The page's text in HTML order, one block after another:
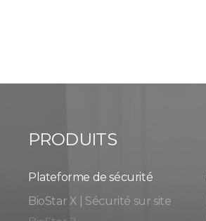
PRODUITS
Plateforme de sécurité
BioStar X | Sécurité sur site